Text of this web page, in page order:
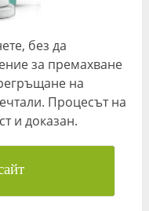
без да
за премахване
на
Процесът на
и доказан.